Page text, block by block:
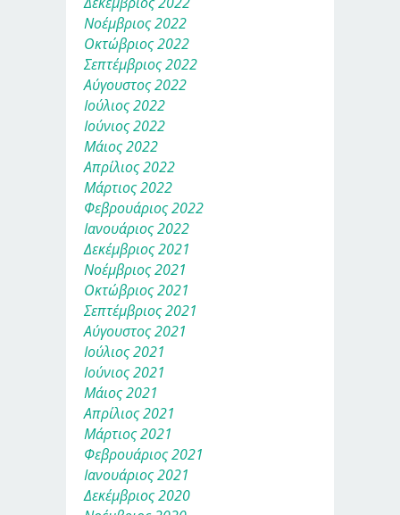
Νοέμβριος 2022
Οκτώβριος 2022
Σεπτέμβριος 2022
Αύγουστος 2022
Ιούλιος 2022
Ιούνιος 2022
Μάιος 2022
Απρίλιος 2022
Μάρτιος 2022
Φεβρουάριος 2022
Ιανουάριος 2022
Δεκέμβριος 2021
Νοέμβριος 2021
Οκτώβριος 2021
Σεπτέμβριος 2021
Αύγουστος 2021
Ιούλιος 2021
Ιούνιος 2021
Μάιος 2021
Απρίλιος 2021
Μάρτιος 2021
Φεβρουάριος 2021
Ιανουάριος 2021
Δεκέμβριος 2020